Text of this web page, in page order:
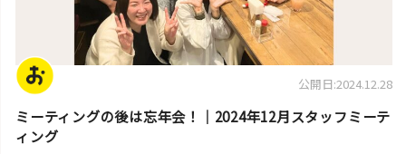
公開日:2024.12.28
ミーティングの後は忘年会！｜2024年12月スタッフミーテ
ィング